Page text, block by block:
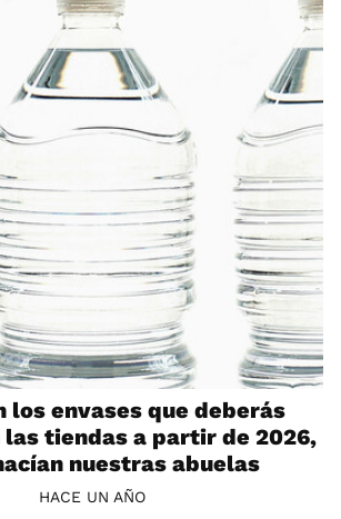
los envases que deberás
tiendas a partir de 2026,
nuestras abuelas
HACE UN AÑO